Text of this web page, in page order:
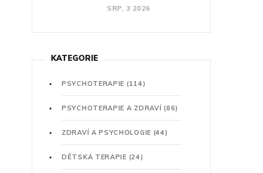
SRP, 3 2026
KATEGORIE
PSYCHOTERAPIE (114)
PSYCHOTERAPIE A ZDRAVÍ(86)
ZDRAVÍ A PSYCHOLOGIE (44)
DĚTSKÁ TERAPIE (24)